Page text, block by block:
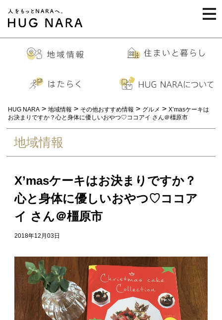
HUG NARA > 地域情報 > その他おすすめ情報 > グルメ > X’masケーキは
お決まりですか？心と身体に優しいおやつ♡ココアイ さん＠橿原市
地域情報
X’masケーキはお決まりですか？
心と身体に優しいおやつ♡ココア
イ さん＠橿原市
2018年12月03日